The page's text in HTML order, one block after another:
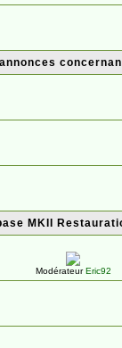
MKII
ModérateurEric92